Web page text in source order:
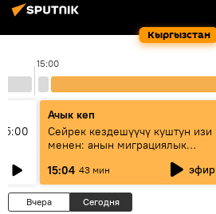
Кыргызстан
15:00
Ачык кеп
Сейрек кездешүүчү куштун изи
менен: анын миграциялык
жолу эмнеден кабар берет?
15:04 43 мин эфир
Вчера Сегодня